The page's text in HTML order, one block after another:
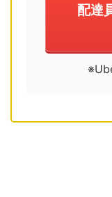
配達